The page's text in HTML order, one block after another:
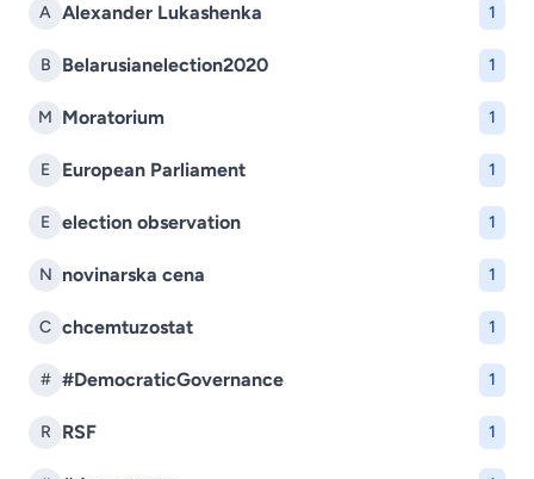
A Alexander Lukashenka 1
B Belarusianelection2020 1
M Moratorium 1
E European Parliament 1
E election observation 1
N novinarska cena 1
C chcemtuzostat 1
# #DemocraticGovernance 1
R RSF 1